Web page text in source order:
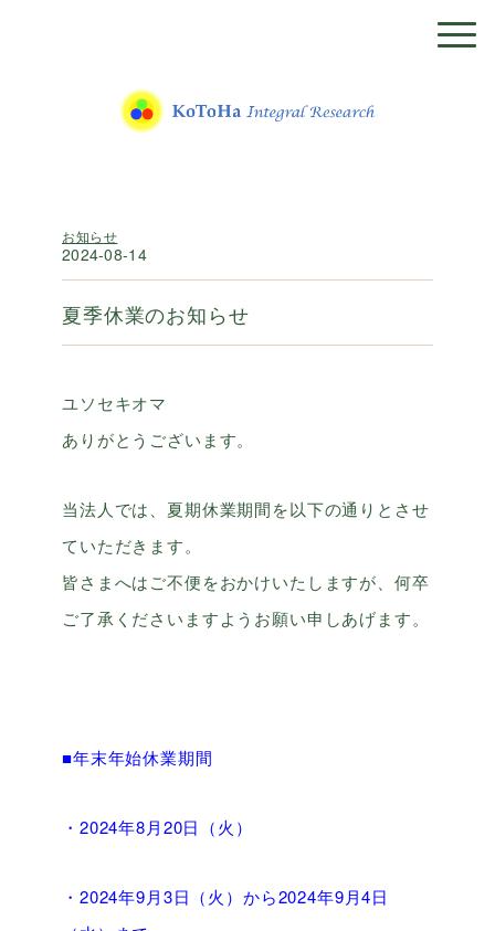
お知らせ
2024-08-14
夏季休業のお知らせ
ユソセキオマ
ありがとうございます。
当法人では、夏期休業期間を以下の通りとさせ
ていただきます。
皆さまへはご不便をおかけいたしますが、何卒
ご了承くださいますようお願い申しあげます。
■年末年始休業期間
・2024年8月20日（火）
・2024年9月3日（火）から2024年9月4日